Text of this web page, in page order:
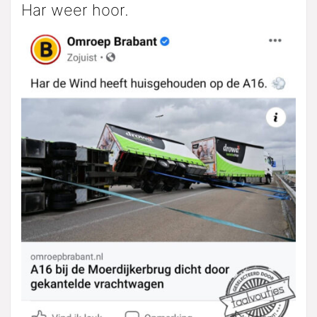
Har weer hoor.